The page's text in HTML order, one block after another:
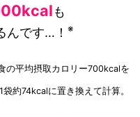
も
んです… ！ ※
の平均摂取カロリー700kcalを
約74kcalに置き換えて計算。